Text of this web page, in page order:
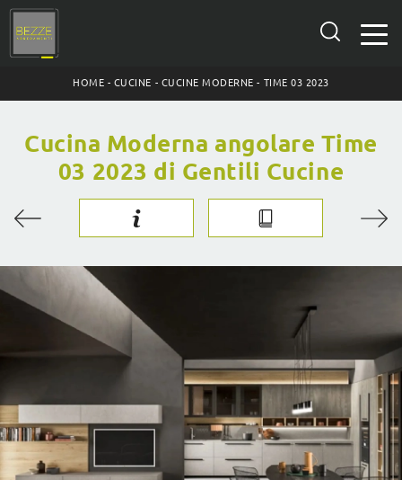
HOME - CUCINE - CUCINE MODERNE - TIME 03 2023
Cucina Moderna angolare Time
03 2023 di Gentili Cucine